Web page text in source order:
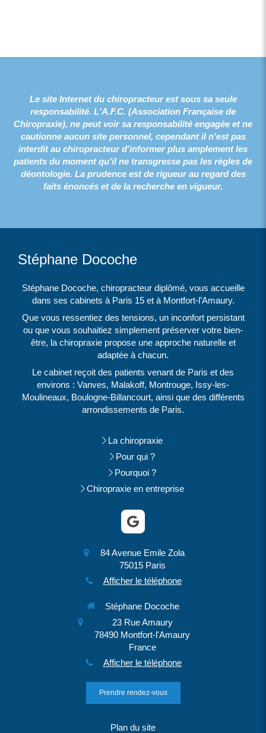
Le site Internet du chiropracteur est sous sa seule
responsabilité. L'A.F.C. (Association Française de
Chiropraxie), ne peut voir sa responsabilité engagée et ne
cautionne aucun site personnel, cependant il n'est pas
interdit au chiropracteur d'informer plus amplement les
patients du moment qu'il ne transgresse pas les règles de
déontologie. La prudence est de rigueur au regard des
faits énoncés et de la recherche en vigueur.
Stéphane Docoche
Stéphane Docoche, chiropracteur diplômé, vous accueille
dans ses cabinets à Paris 15 et à Montfort-l’Amaury.
Que vous ressentiez des tensions, un inconfort persistant
ou que vous souhaitiez simplement préserver votre bien-
être, la chiropraxie propose une approche naturelle et
adaptée à chacun.
Le cabinet reçoit des patients venant de Paris et des
environs : Vanves, Malakoff, Montrouge, Issy-les-
Moulineaux, Boulogne-Billancourt, ainsi que des différents
arrondissements de Paris.
La chiropraxie
Pour qui ?
Pourquoi ?
Chiropraxie en entreprise
84 Avenue Emile Zola
75015 Paris
Afficher le téléphone
Stéphane Docoche
23 Rue Amaury
78490 Montfort-l'Amaury
France
Afficher le téléphone
Prendre rendez-vous
Plan du site